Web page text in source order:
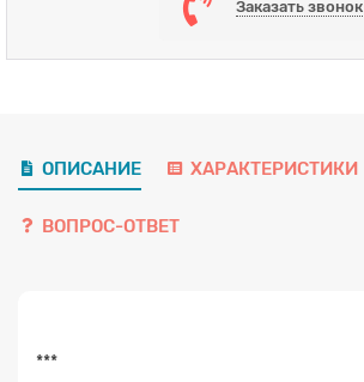
Заказать звонок
ОПИСАНИЕ ХАРАКТЕРИСТИКИ
ВОПРОС-ОТВЕТ
***
Заявка на расчет